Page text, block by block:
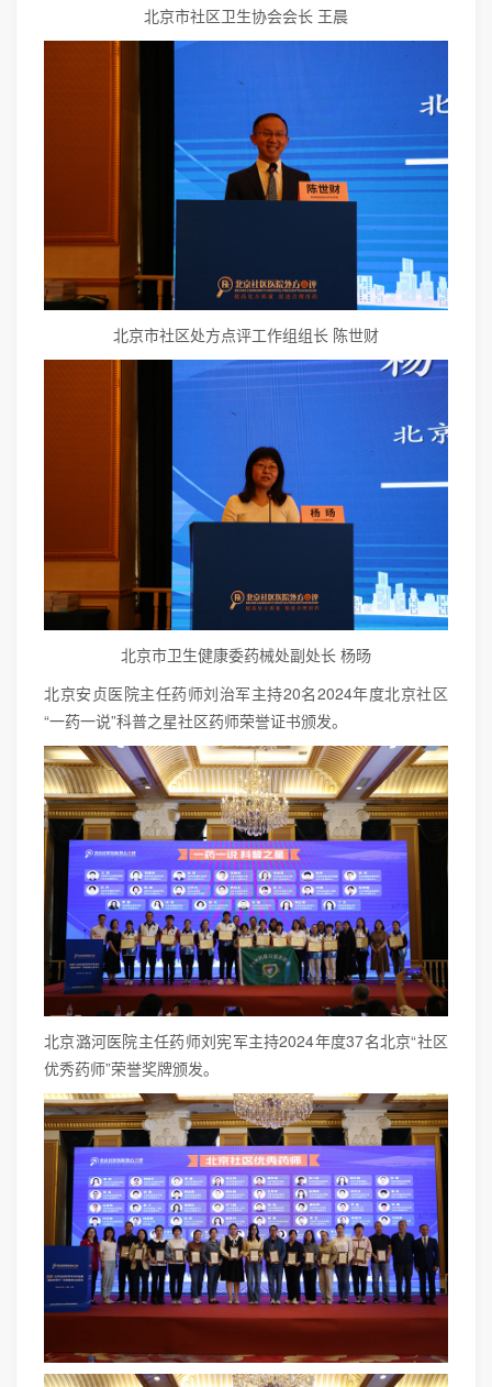
北京市社区卫生协会会长 王晨
北京市社区处方点评工作组组长 陈世财
北京市卫生健康委药械处副处长 杨旸
北京安贞医院主任药师刘治军主持20名2024年度北京社区
“一药一说”科普之星社区药师荣誉证书颁发。
北京潞河医院主任药师刘宪军主持2024年度37名北京“社区
优秀药师”荣誉奖牌颁发。